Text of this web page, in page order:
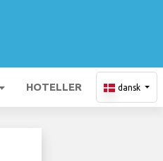
HOTELLER dansk